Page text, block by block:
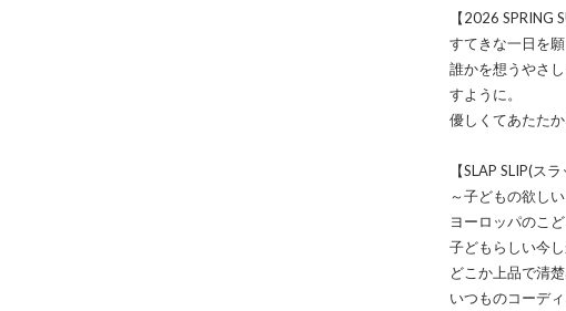
【2026 SPRING
すてきな一日を
誰かを想うやさ
すように。
優しくてあたた
【SLAP SLIP(ス
～子どもの欲し
ヨーロッパのこ
子どもらしい今
どこか上品で清
いつものコーデ